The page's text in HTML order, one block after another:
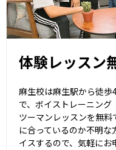
体験レッスン
麻生校は麻生駅から徒
で、ボイストレーニン
ツーマンレッスンを無
に合っているのか不明
イスするので、気軽にお